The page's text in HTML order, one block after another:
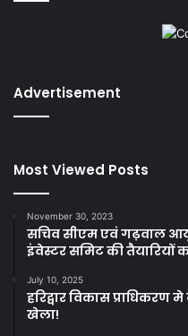
Advertisement
Most Viewed Posts
November 30, 2023
सचिव सीएम एवं गढ़वाल
इंवेस्टर समिट की तैयारियों
July 10, 2025
हरिद्वार विकास
खेला!